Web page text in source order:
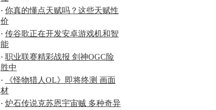
· 你真的懂点天赋吗？这些天赋性
价
· 传谷歌正在开发安卓游戏机和智
能
· 职业联赛精彩战报 剑神OGC险
胜中
·
《怪物猎人OL》即将终测 画面
材
· 炉石传说克苏恩宇宙贼 多种奇异